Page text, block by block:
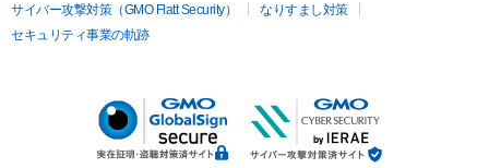
サイバー攻撃対策（GMO Flatt Security）
なりすまし対策
セキュリティ事業の軌跡